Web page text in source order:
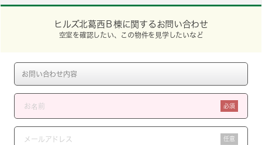
ヒルズ北葛西Ｂ棟に関するお問い合わせ
空室を確認したい、この物件を見学したいなど
必須
任意